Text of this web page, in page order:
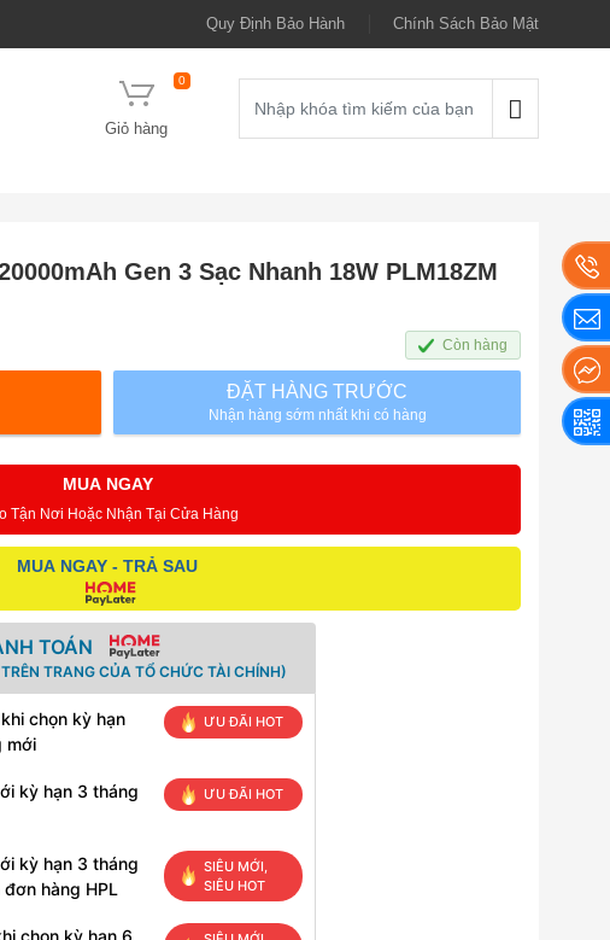
Quy Định Bảo Hành Chính Sách Bảo Mật
Giỏ hàng
0
Gen 3 Sạc Nhanh 18W PLM18ZM
Còn hàng
ĐẶT HÀNG TRƯỚC
Nhận hàng sớm nhất khi có hàng
MUA NGAY
Tận Nơi Hoặc Nhận Tại Cửa Hàng
MUA NGAY - TRẢ SAU
TOÁN
TRANG CỦA TỔ CHỨC TÀI CHÍNH)
chọn kỳ hạn
mới
ƯU ĐÃI HOT
kỳ hạn 3 tháng
ƯU ĐÃI HOT
kỳ hạn 3 tháng
hàng HPL
SIÊU MỚI,
SIÊU HOT
chọn kỳ hạn 6